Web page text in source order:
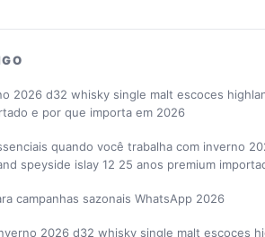
2026 d32 whisky single malt escoces
e por que importa em 2026
quando você trabalha com inverno
speyside islay 12 25 anos premium
campanhas sazonais WhatsApp 2026
2026 d32 whisky single malt escoces